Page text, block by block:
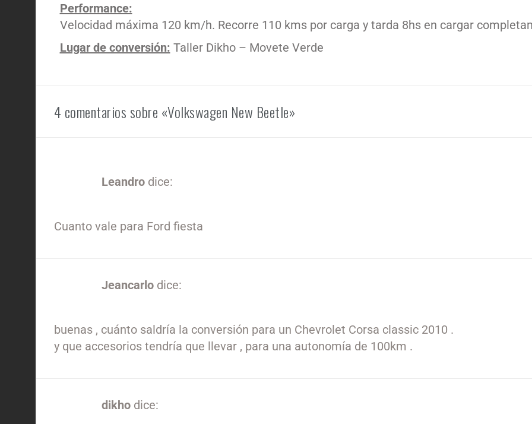
Performance:
Velocidad máxima 120 km/h. Recorre 110 kms por carga y tarda 8hs en cargar
Lugar de conversión: Taller Dikho – Movete Verde
4 comentarios sobre «Volkswagen New Beetle»
Leandro dice:
Cuanto vale para Ford fiesta
Jeancarlo dice:
buenas , cuánto saldría la conversión para un Chevrolet Corsa classic 2010 .
y que accesorios tendría que llevar , para una autonomía de 100km .
dikho dice: